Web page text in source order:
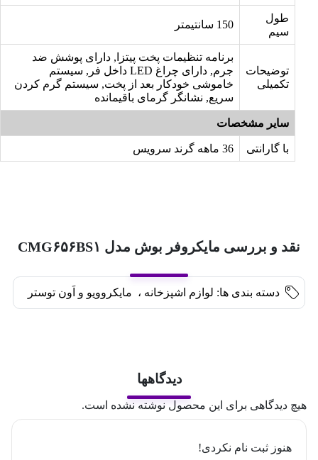
طول
سیم
150 سانتیمتر
توضیحات
تکمیلی
برنامه تنظیمات پخت پیتزا, دارای پوشش ضد
جرم, دارای چراغ LED داخل فر, سیستم
خاموشی خودکار بعد از پخت, سیستم گرم کردن
سریع, نشانگر گرمای باقیمانده
سایر مشخصات
با گارانتی 36 ماهه گرند سرویس
نقد و بررسی مایکروفر بوش مدل CMG۶۵۶BS۱
دسته بندی ها: لوازم اشپزخانه ، مایکروویو و اَون توستر
دیدگاهها
هیچ دیدگاهی برای این محصول نوشته نشده است.
هنوز ثبت نام نکردی!